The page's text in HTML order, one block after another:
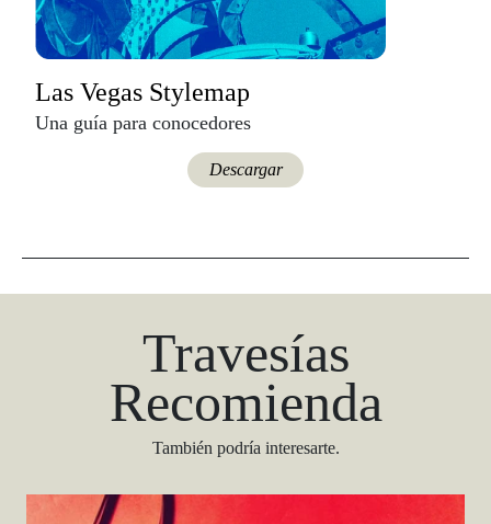
Las Vegas Stylemap
Una guía para conocedores
Descargar
Travesías
Recomienda